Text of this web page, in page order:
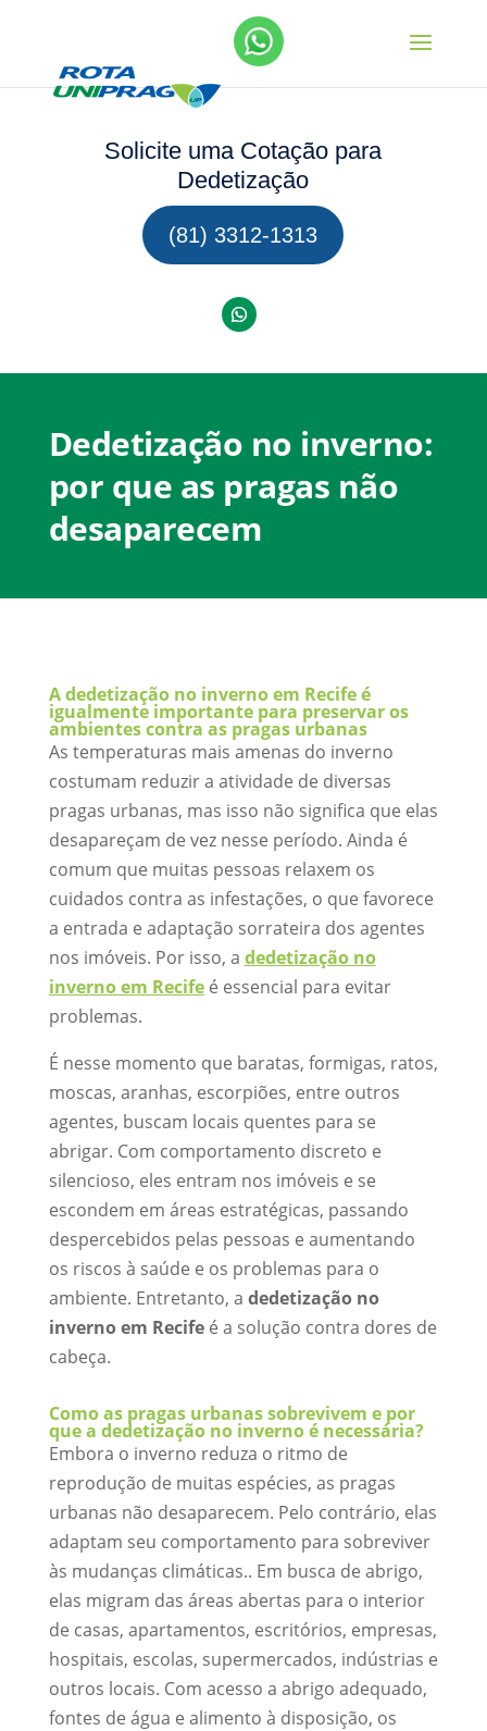
Solicite uma Cotação para
Dedetização
(81) 3312-1313
Dedetização no inverno:
por que as pragas não
desaparecem
A dedetização no inverno em Recife é
igualmente importante para preservar os
ambientes contra as pragas urbanas
As temperaturas mais amenas do inverno
costumam reduzir a atividade de diversas
pragas urbanas, mas isso não significa que elas
desapareçam de vez nesse período. Ainda é
comum que muitas pessoas relaxem os
cuidados contra as infestações, o que favorece
a entrada e adaptação sorrateira dos agentes
nos imóveis. Por isso, a dedetização no
inverno em Recifeé essencial para evitar
problemas.
É nesse momento que baratas, formigas, ratos,
moscas, aranhas, escorpiões, entre outros
agentes, buscam locais quentes para se
abrigar. Com comportamento discreto e
silencioso, eles entram nos imóveis e se
escondem em áreas estratégicas, passando
despercebidos pelas pessoas e aumentando
os riscos à saúde e os problemas para o
ambiente. Entretanto, a dedetização no
inverno em Recifeé a solução contra dores de
cabeça.
Como as pragas urbanas sobrevivem e por
que a dedetização no inverno é necessária?
Embora o inverno reduza o ritmo de
reprodução de muitas espécies, as pragas
urbanas não desaparecem. Pelo contrário, elas
adaptam seu comportamento para sobreviver
às mudanças climáticas.. Em busca de abrigo,
elas migram das áreas abertas para o interior
de casas, apartamentos, escritórios, empresas,
hospitais, escolas, supermercados, indústrias e
outros locais. Com acesso a abrigo adequado,
fontes de água e alimento à disposição, os